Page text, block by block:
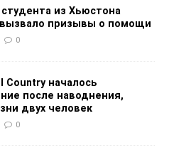
из Хьюстона
вызвало призывы о помощи
0
Country началось
после наводнения,
двух человек
0